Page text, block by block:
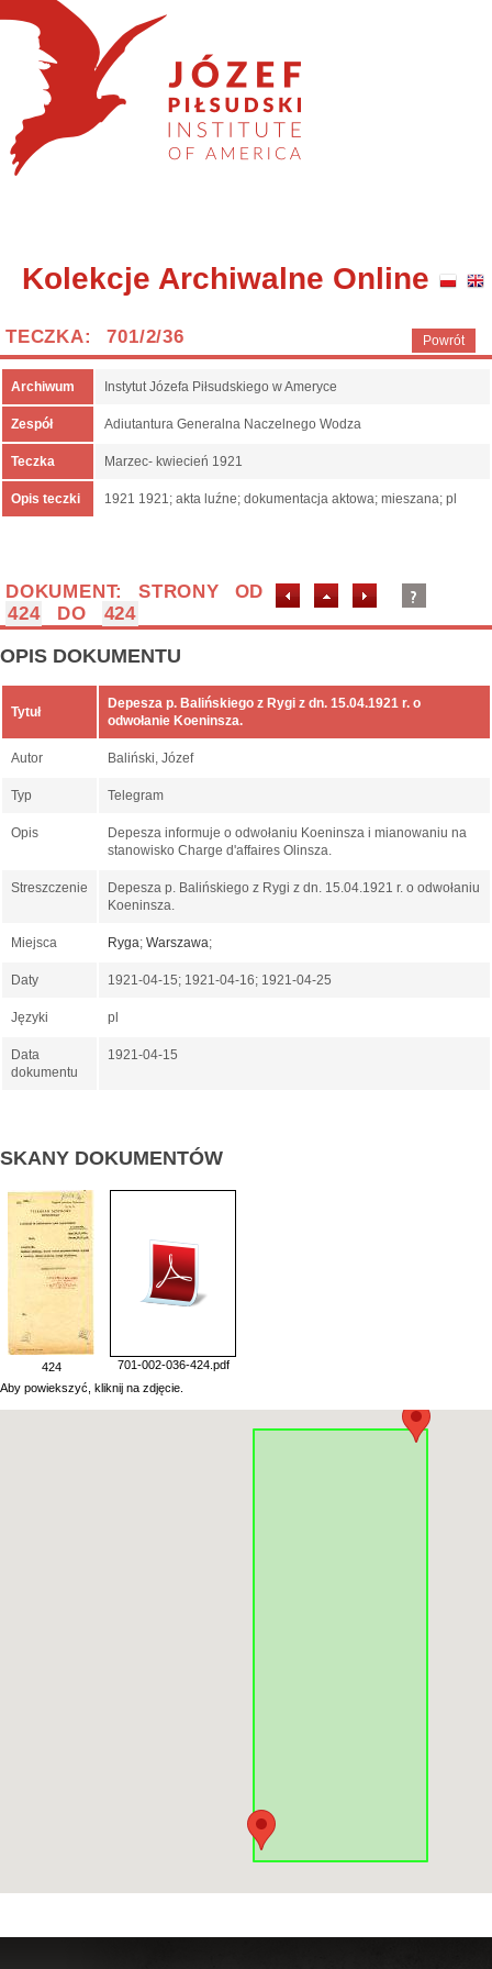
Kolekcje Archiwalne Online
Powrót
TECZKA: 701/2/36
Archiwum Instytut Józefa Piłsudskiego w Ameryce
Zespół Adiutantura Generalna Naczelnego Wodza
Teczka Marzec- kwiecień 1921
Opis teczki 1921 1921; akta luźne; dokumentacja aktowa; mieszana; pl
DOKUMENT: STRONY OD
424
DO 424
OPIS DOKUMENTU
Tytuł
Depesza p. Balińskiego z Rygi z dn. 15.04.1921 r. o
odwołanie Koeninsza.
Autor Baliński, Józef
Typ Telegram
Opis
Depesza informuje o odwołaniu Koeninsza i mianowaniu na
stanowisko Charge d'affaires Olinsza.
Streszczenie
Depesza p. Balińskiego z Rygi z dn. 15.04.1921 r. o odwołaniu
Koeninsza.
Miejsca Ryga; Warszawa;
Daty 1921-04-15; 1921-04-16; 1921-04-25
Języki pl
Data
dokumentu
1921-04-15
SKANY DOKUMENTÓW
424
701-002-036-424.pdf
Aby powiekszyć, kliknij na zdjęcie.